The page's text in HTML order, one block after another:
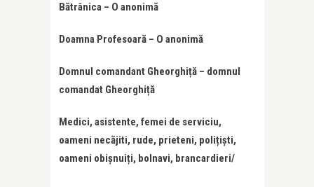
Bătrânica – O anonimă
Doamna Profesoară – O anonimă
Domnul comandant Gheorghiță – domnul
comandat Gheorghiță
Medici, asistente, femei de serviciu,
oameni necăjiti, rude, prieteni, polițiști,
oameni obișnuiți, bolnavi, brancardieri/